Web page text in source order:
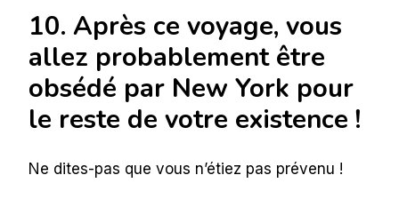
10. Après ce voyage, vous
allez probablement être
obsédé par New York pour
le reste de votre existence !
Ne dites-pas que vous n’étiez pas prévenu !